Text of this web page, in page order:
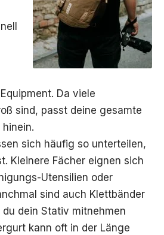
Da viele
sind, passt deine gesamte
sich häufig so unterteilen,
Kleinere Fächer eignen sich
Utensilien oder
sind auch Klettbänder
dein Stativ mitnehmen
kann oft in der Länge